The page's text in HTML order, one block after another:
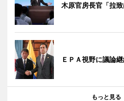
木原官房長官「拉致
ＥＰＡ視野に議論
もっと見る